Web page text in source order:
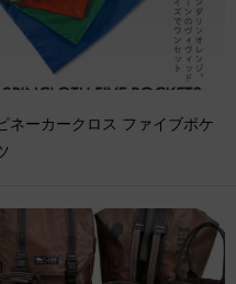
ネーカークロス ファイブポケ